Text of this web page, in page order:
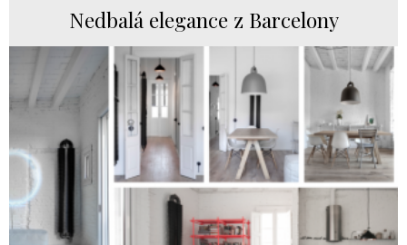
Nedbalá elegance z Barcelony